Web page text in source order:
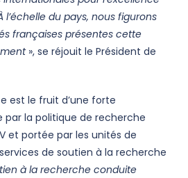
du pays, nous figurons
françaises présentes cette
», se réjouit le Président de
est le fruit d’une forte
par la politique de recherche
et portée par les unités de
de soutien à la recherche
à la recherche conduite